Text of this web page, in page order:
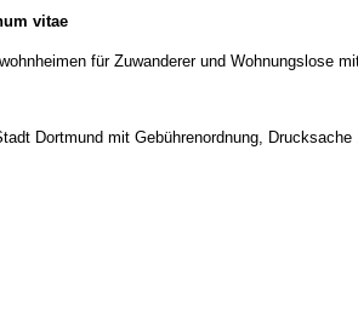
vitae
für Zuwanderer und Wohnungslose
Dortmund mit Gebührenordnung, Drucksache